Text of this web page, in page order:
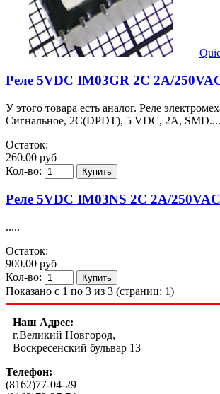
Реле 5VDC IM03GR 2C 2A/
У этого товара есть аналог. Реле
Сигнальное, 2C(DPDT), 5 VDC, 2A,
Остаток:
260.00 руб
Кол-во:
Реле 5VDC IM03NS 2C 2A/250VAC
.....
Остаток:
900.00 руб
Кол-во:
Показано с 1 по 3 из 3 (страниц: 1)
Наш Адрес:
г.Великий Новгород,
Воскресенский бульвар 13
Телефон:
(8162)77-04-29